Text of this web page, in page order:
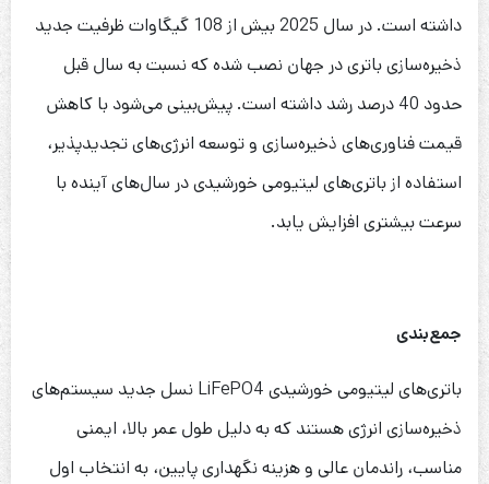
داشته است. در سال 2025 بیش از 108 گیگاوات ظرفیت جدید
ذخیره‌سازی باتری در جهان نصب شده که نسبت به سال قبل
حدود 40 درصد رشد داشته است. پیش‌بینی می‌شود با کاهش
قیمت فناوری‌های ذخیره‌سازی و توسعه انرژی‌های تجدیدپذیر،
استفاده از باتری‌های لیتیومی خورشیدی در سال‌های آینده با
سرعت بیشتری افزایش یابد.
جمع‌بندی
باتری‌های لیتیومی خورشیدی LiFePO4 نسل جدید سیستم‌های
ذخیره‌سازی انرژی هستند که به دلیل طول عمر بالا، ایمنی
مناسب، راندمان عالی و هزینه نگهداری پایین، به انتخاب اول